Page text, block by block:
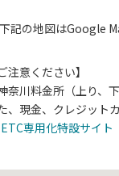
下記の地図はGoogle
注意ください】
奈川料金所（上り、
、現金、クレジット
ETC専用化特設サイト